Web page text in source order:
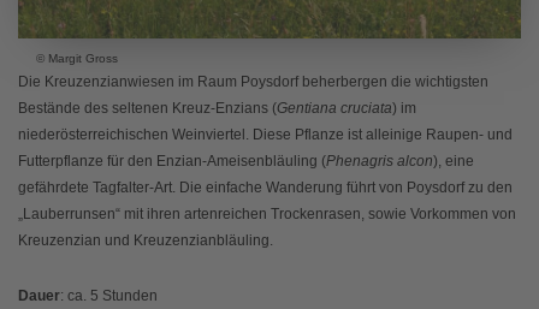
© Margit Gross
Die Kreuzenzianwiesen im Raum Poysdorf beherbergen die wichtigsten
Bestände des seltenen Kreuz-Enzians (Gentiana cruciata) im
niederösterreichischen Weinviertel. Diese Pflanze ist alleinige Raupen- und
Futterpflanze für den Enzian-Ameisenbläuling (Phenagris alcon), eine
gefährdete Tagfalter-Art. Die einfache Wanderung führt von Poysdorf zu den
„Lauberrunsen“ mit ihren artenreichen Trockenrasen, sowie Vorkommen von
Kreuzenzian und Kreuzenzianbläuling.
Dauer: ca. 5 Stunden